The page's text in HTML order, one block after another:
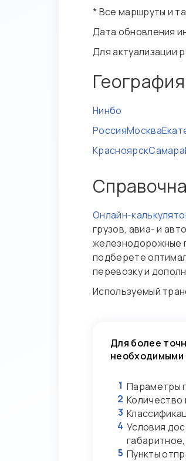
* Все маршруты и
Дата обновления
Для актуализации
Нинбо
РоссияМосква
КрасноярскСамара
грузов, авиа‑ и
железнодорожные
подберете
перевозку и
Используемый
Для более
необходимыми
1 Параметры
2 Количество
3
4 Условия
5 Пункты